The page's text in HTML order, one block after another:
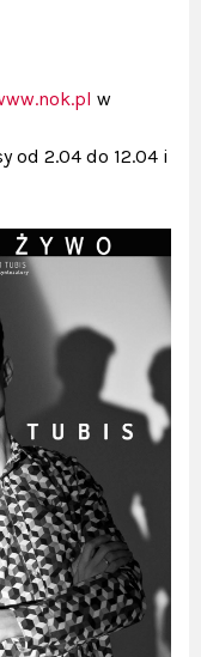
w
od 2.04 do 12.04 i